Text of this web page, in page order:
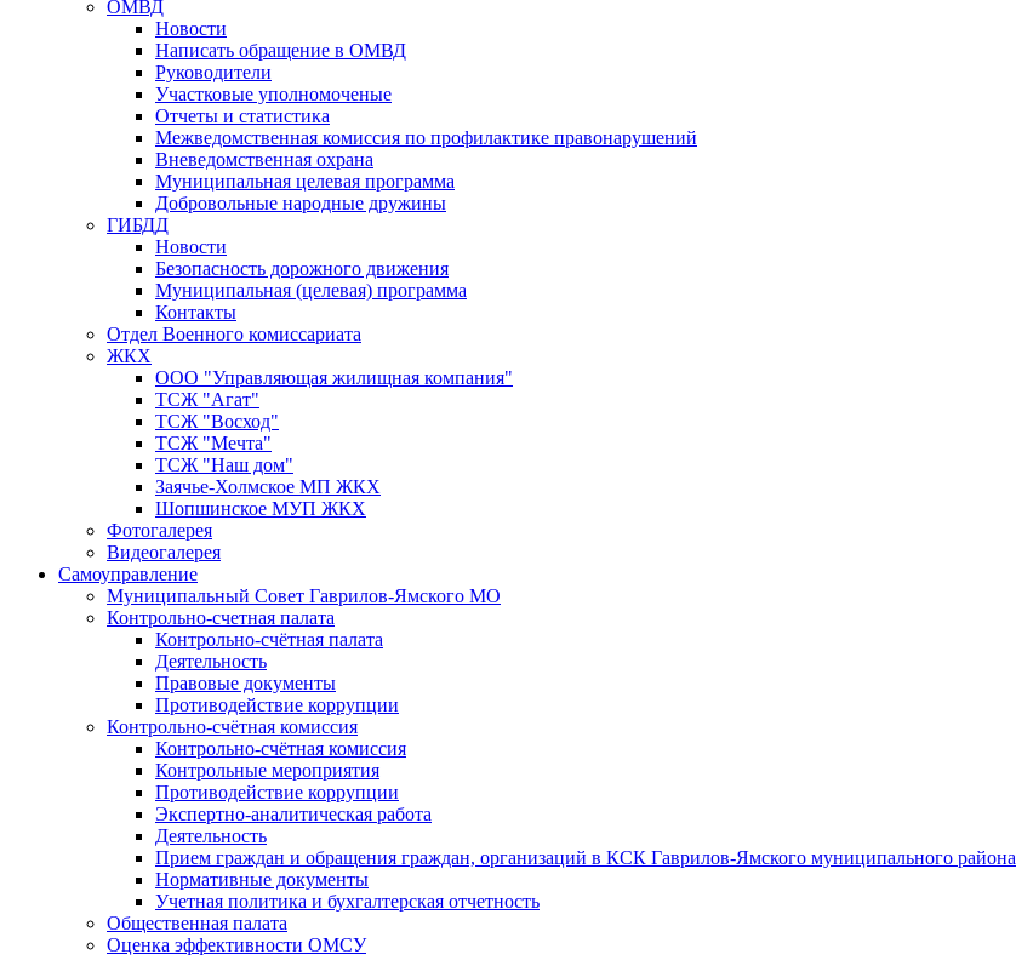
ОМВД
Новости
Написать обращение в ОМВД
Руководители
Участковые уполномоченые
Отчеты и статистика
Межведомственная комиссия по профилактике правонарушений
Вневедомственная охрана
Муниципальная целевая программа
Добровольные народные дружины
ГИБДД
Новости
Безопасность дорожного движения
Муниципальная (целевая) программа
Контакты
Отдел Военного комиссариата
ЖКХ
ООО "Управляющая жилищная компания"
ТСЖ "Агат"
ТСЖ "Восход"
ТСЖ "Мечта"
ТСЖ "Наш дом"
Заячье-Холмское МП ЖКХ
Шопшинское МУП ЖКХ
Фотогалерея
Видеогалерея
Самоуправление
Муниципальный Совет Гаврилов-Ямского МО
Контрольно-счетная палата
Контрольно-счётная палата
Деятельность
Правовые документы
Противодействие коррупции
Контрольно-счётная комиссия
Контрольно-счётная комиссия
Контрольные мероприятия
Противодействие коррупции
Экспертно-аналитическая работа
Деятельность
Прием граждан и обращения граждан, организаций в КСК Гаврилов-Ямского муниципального района
Нормативные документы
Учетная политика и бухгалтерская отчетность
Общественная палата
Оценка эффективности ОМСУ